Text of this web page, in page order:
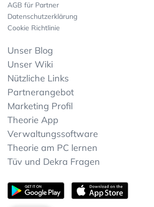
AGB für Partner
Datenschutzerklärung
Cookie Richtlinie
Unser Blog
Unser Wiki
Nützliche Links
Partnerangebot
Marketing Profil
Theorie App
Verwaltungssoftware
Theorie am PC lernen
Tüv und Dekra Fragen